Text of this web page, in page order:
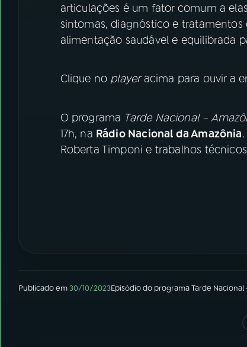
articulações é um fator comum a
sintomas, diagnóstico e
alimentação saudável e equilibrada
Clique no playeracima para ouvir a
O programa Tarde Nacional –
17h, na Rádio Nacional da Amazônia
Roberta Timponi e trabalhos
Publicado em30/10/2023Episódiodo programaTarde